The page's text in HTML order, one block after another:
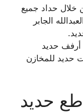
خلال حداد جميع
الجابر
أرفف حديد
حديد للمخازن
حديد